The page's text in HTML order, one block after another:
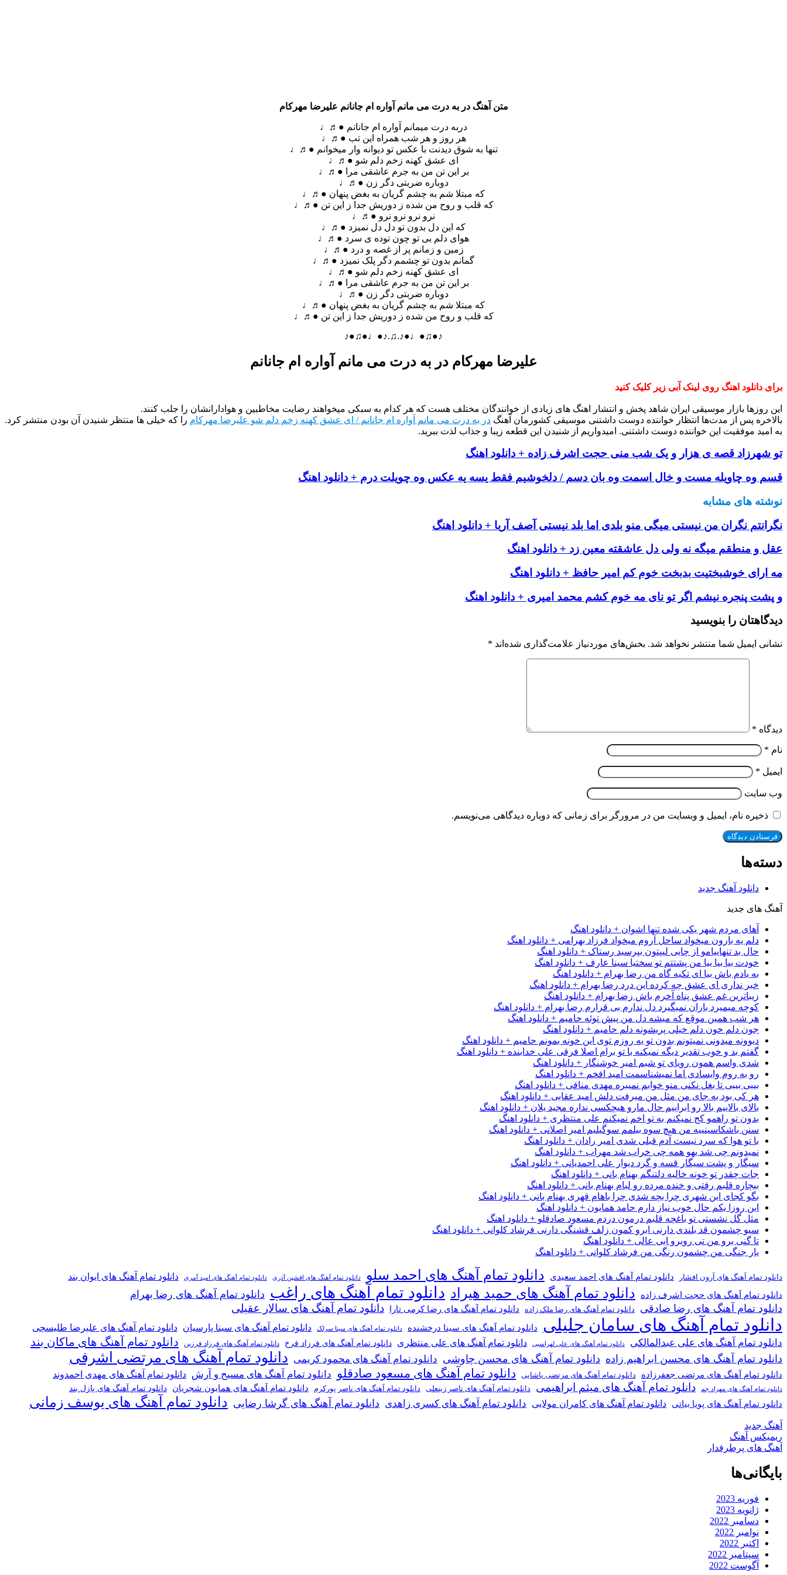
متن آهنگ در به درت می مانم آواره ام جانانم علیرضا مهرکام
دربه درت میمانم آواره ام جانانم ●♬♩
هر روز و هر شب همراه این تب ●♬♩
تنها به شوق دیدنت با عکس تو دیوانه وار میخوانم ●♬♩
ای عشق کهنه زخم دلم شو ●♬♩
بر این تن من به جرم عاشقی مرا ●♬♩
دوباره ضربتی دگر زن ●♬♩
که مبتلا شم به چشم گریان به بغض پنهان ●♬♩
که قلب و روح من شده ز دوریش جدا ز این تن ●♬♩
نرو نرو نرو نرو ●♬♩
که این دل بدون تو دل دل نمیزد ●♬♩
هوای دلم بی تو چون توده ی سرد ●♬♩
زمین و زمانم پر از غصه و درد ●♬♩
گمانم بدون تو چشمم دگر پلک نمیزد ●♬♩
ای عشق کهنه زخم دلم شو ●♬♩
بر این تن من به جرم عاشقی مرا ●♬♩
دوباره ضربتی دگر زن ●♬♩
که مبتلا شم به چشم گریان به بغض پنهان ●♬♩
که قلب و روح من شده ز دوریش جدا ز این تن ●♬♩
♪●♫●♩●♪.♫.♪●♩●♫●♪
علیرضا مهرکام در به درت می مانم آواره ام جانانم
برای دانلود اهنگ روی لینک آبی زیر کلیک کنید
این روزها بازار موسیقی ایران شاهد پخش و انتشار اهنگ های زیادی از خوانندگان مختلف هست که هر کدام به سبکی میخواهند رضایت مخاطبین و هوادارانشان را جلب کنند.
بالاخره پس از مدت‌ها انتظار خواننده دوست داشتنی موسیقی کشورمان آهنگ در به درت می مانم آواره ام جانانم / ای عشق کهنه زخم دلم شو علیرضا مهرکام را که خیلی ها منتظر شنیدن آن بودن منتشر کرد.
به امید موفقیت این خواننده دوست داشتنی. امیدواریم از شنیدن این قطعه زیبا و جذاب لذت ببرید.
تو شهرزاد قصه ی هزار و یک شب منی حجت اشرف زاده + دانلود اهنگ
قسم وه چاویله مست و خال اسمت وه بان دسم / دلخوشیم فقط یسه یه عکس وه چویلت درم + دانلود اهنگ
نوشته های مشابه
نگرانتم نگران من نیستی میگی منو بلدی اما بلد نیستی آصف آریا + دانلود اهنگ
عقل و منطقم میگه نه ولی دل عاشقته معین زد + دانلود اهنگ
مه ارای خوشبختیت بدبخت خوم کم امیر حافظ + دانلود اهنگ
و پشت پنجره نیشم اگر تو نای مه خوم کشم محمد امیری + دانلود اهنگ
دیدگاهتان را بنویسید
نشانی ایمیل شما منتشر نخواهد شد. بخش‌های موردنیاز علامت‌گذاری شده‌اند *
دیدگاه *
نام *
ایمیل *
وب‌ سایت
ذخیره نام، ایمیل و وبسایت من در مرورگر برای زمانی که دوباره دیدگاهی می‌نویسم.
دسته‌ها
دانلود آهنگ جدید
آهنگ های جدید
آهای مردم شهر یکی شده تنها اشوان + دانلود اهنگ
دلم یه بارون میخواد ساحل آروم میخواد فرزاد بهرامی + دانلود اهنگ
حال بد تنهاییامو از چایی لیپتون بپرسید رستاک + دانلود اهنگ
خودت بیا بیا بیا من پشتتم تو سختیا سینا عارف + دانلود اهنگ
به یادم باش بیا ای تکیه گاه من رضا بهرام + دانلود اهنگ
خبر نداری ای عشق چه کرده این درد رضا بهرام + دانلود اهنگ
زیباترین غم عشق پناه آخرم باش رضا بهرام + دانلود اهنگ
کوچه میمیرد باران نمیگیرد دل ندارم بی قرارم رضا بهرام + دانلود اهنگ
هر شب همین موقع که میشه دل من پیش توئه حامیم + دانلود اهنگ
جون دلم خون دلم خیلی پریشونه دلم حامیم + دانلود اهنگ
دیوونه میدونی نمیتونم بدون تو یه روزم توی این خونه بمونم حامیم + دانلود اهنگ
گفتم بد و خوب تقدیر دیگه نمیکنه با تو برام اصلا فرقی علی خدابنده + دانلود اهنگ
شدی واسم همون رویای تو شبم امیر خوشنگار + دانلود اهنگ
رو به روم وایسادی اما نمیشناسمت امید افخم + دانلود اهنگ
بیبی بیبی تا بغل نکنی منو خوابم نمیبره مهدی منافی + دانلود اهنگ
هر کی بود به جای من مثل من میرفت دلش امید عقابی + دانلود اهنگ
بالای بالاییم بالا رو ابراییم حال مارو هیچکسی نداره مجید یلان + دانلود اهنگ
بدون تو راهمو کج نمیکنم به تو اخم نمیکنم علی منتظری + دانلود اهنگ
سنن باشکاسینییه من هیچ سوه بیلمم سوگیلیم امیر اصلانی + دانلود اهنگ
با تو هوا که سرد نیست آدم قبلی شدی امیر رادان + دانلود اهنگ
نمیدونم چی شد یهو همه چی خراب شد مهراب + دانلود اهنگ
سیگار و پشت سیگار قسه و گرد دیوار علی احمدیانی + دانلود اهنگ
جات چقدر تو خونه خالیه دلتنگم بهنام بانی + دانلود اهنگ
بیچاره قلبم رفتی و خنده مرده رو لبام بهنام بانی + دانلود اهنگ
بگو کجای این شهری چرا بچه شدی چرا باهام قهری بهنام بانی + دانلود اهنگ
این روزا یکم حال خوب نیاز دارم حامد همایون + دانلود اهنگ
مثل گل نشستی تو باغچه قلبم درمون دردم مسعود صادقلو + دانلود اهنگ
سیو چشمون قد بلندی دارنی ابرو کمون زلف قشنگی دارنی فرشاد کلوانی + دانلود اهنگ
تا گنی برو من تی روبرو ابی عالی + دانلود اهنگ
یار جنگی من چشمون رنگی من فرشاد کلوانی + دانلود اهنگ
دانلود تمام آهنگ های آرون افشار دانلود تمام آهنگ های احمد سعیدی دانلود تمام آهنگ های احمد سلو دانلود تمام آهنگ های افشین آذری دانلود تمام آهنگ های امید آمری دانلود تمام آهنگ های ایوان بند
دانلود تمام آهنگ های حجت اشرف زاده دانلود تمام آهنگ های حمید هیراد دانلود تمام آهنگ های راغب دانلود تمام آهنگ های رضا بهرام
دانلود تمام آهنگ های رضا صادقی
دانلود تمام آهنگ های رضا ملک زاده دانلود تمام آهنگ های رضا کرمی تارا دانلود تمام آهنگ های سالار عقیلی
دانلود تمام آهنگ های سامان جلیلی دانلود تمام آهنگ های سینا درخشنده دانلود تمام آهنگ های سینا سرلک دانلود تمام آهنگ های سینا پارسیان دانلود تمام آهنگ های علیرضا طلیسچی
دانلود تمام آهنگ های علی عبدالمالکی دانلود تمام آهنگ های علی لهراسبی دانلود تمام آهنگ های علی منتظری دانلود تمام آهنگ های فرزاد فرخ دانلود تمام آهنگ های فرزاد فرزین دانلود تمام آهنگ های ماکان بند
دانلود تمام آهنگ های محسن ابراهیم زاده دانلود تمام آهنگ های محسن چاوشی دانلود تمام آهنگ های محمود کریمی دانلود تمام آهنگ های مرتضی اشرفی
دانلود تمام آهنگ های مرتضی جعفرزاده دانلود تمام آهنگ های مرتضی پاشایی دانلود تمام آهنگ های مسعود صادقلو دانلود تمام آهنگ های مسیح و آرش دانلود تمام آهنگ های مهدی احمدوند
دانلود تمام آهنگ های مهراد جم دانلود تمام آهنگ های میثم ابراهیمی دانلود تمام آهنگ های ناصر زینعلی دانلود تمام آهنگ های ناصر پورکرم دانلود تمام آهنگ های همایون شجریان دانلود تمام آهنگ های پازل بند
دانلود تمام آهنگ های پویا بیاتی دانلود تمام آهنگ های کامران مولایی دانلود تمام آهنگ های کسری زاهدی دانلود تمام آهنگ های گرشا رضایی دانلود تمام آهنگ های یوسف زمانی
آهنگ جدید
ریمیکس آهنگ
آهنگ های پرطرفدار
بایگانی‌ها
فوریه 2023
ژانویه 2023
دسامبر 2022
نوامبر 2022
اکتبر 2022
سپتامبر 2022
آگوست 2022